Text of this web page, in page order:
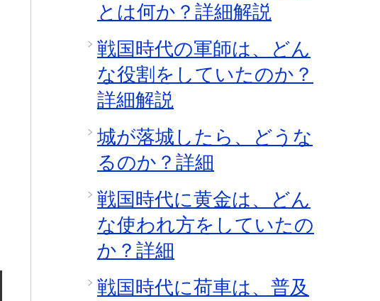
とは何か？詳細解説
戦国時代の軍師は、どん
な役割をしていたのか？
詳細解説
城が落城したら、どうな
るのか？詳細
戦国時代に黄金は、どん
な使われ方をしていたの
か？詳細
戦国時代に荷車は、普及